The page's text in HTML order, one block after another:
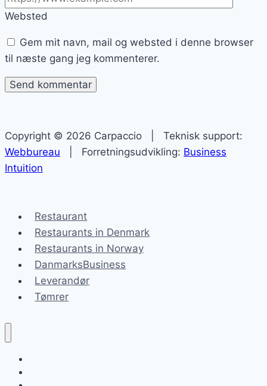
Websted
Gem mit navn, mail og websted i denne browser
til næste gang jeg kommenterer.
Copyright © 2026 Carpaccio | Teknisk support:
Webbureau | Forretningsudvikling: Business
Intuition
Restaurant
Restaurants in Denmark
Restaurants in Norway
DanmarksBusiness
Leverandør
Tømrer